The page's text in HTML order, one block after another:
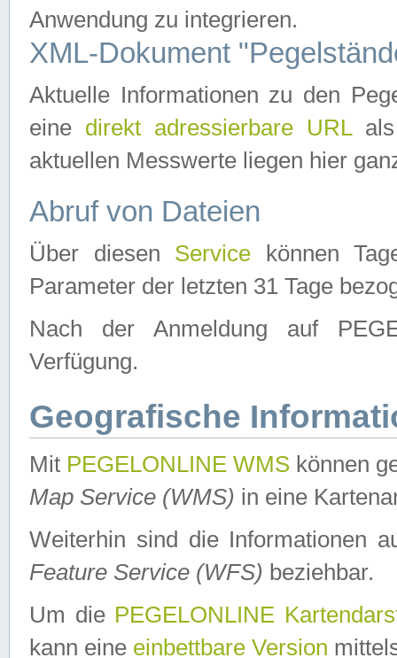
Anwendung zu integrieren.
XML-Dokument
Aktuelle Informationen zu den
eine direkt adressierbare URLals
aktuellen Messwerte liegen hier
Abruf von Dateien
Über diesen Service können
Parameter der letzten 31 Tage
Nach der Anmeldung auf
Verfügung.
Geografische
Mit PEGELONLINE WMS können
Map Service (WMS) in eine
Weiterhin sind die Informationen
Feature Service (WFS) beziehbar.
Um die PEGELONLINE
kann eine einbettbare Version